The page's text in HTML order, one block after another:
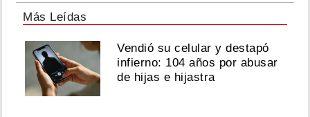
Más Leídas
Vendió su celular y destapó
infierno: 104 años por abusar
de hijas e hijastra